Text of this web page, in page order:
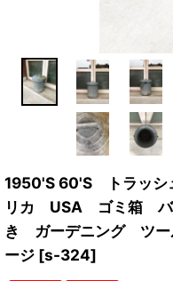
1950'S 60'S トラッシ
リカ USA ゴミ箱
き ガーデニング ツ
ージ [s-324]